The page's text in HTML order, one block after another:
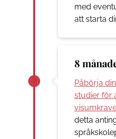
med
att starta
8
Påbörja
studier för
detta